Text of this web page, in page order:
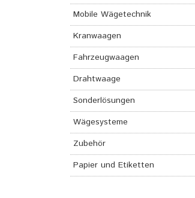
Mobile Wägetechnik
Kranwaagen
Fahrzeugwaagen
Drahtwaage
Sonderlösungen
Wägesysteme
Zubehör
Papier und Etiketten